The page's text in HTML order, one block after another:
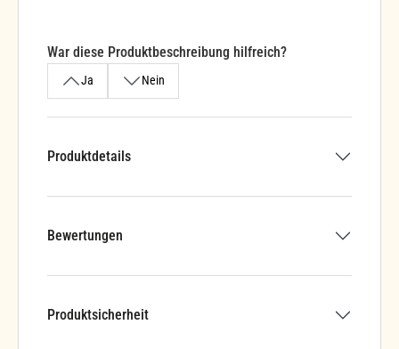
War diese Produktbeschreibung hilfreich?
Ja Nein
Produktdetails
Bewertungen
Produktsicherheit